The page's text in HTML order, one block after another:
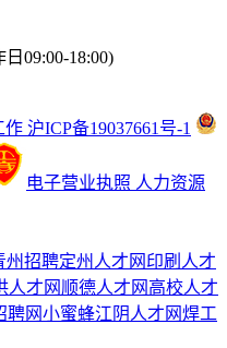
日09:00-18:00)
沪ICP备19037661号-1
电子营业执照 人力资源
州招聘定州人才网 印刷人才
人才网 顺德人才网 高校人才
聘网小蜜蜂江阴人才网焊工